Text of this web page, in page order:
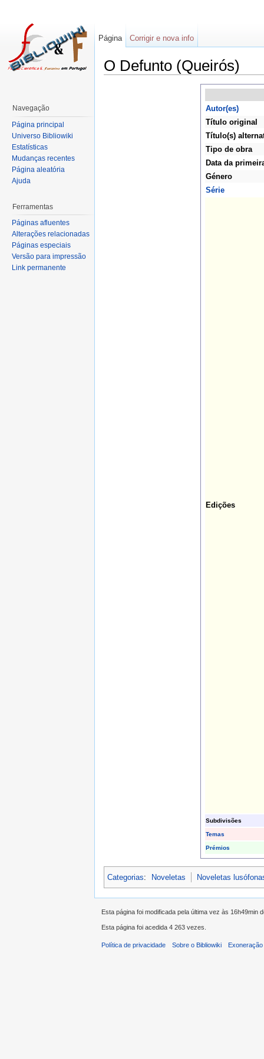
O Defunto (Queirós)
Autor(es)
Título original
Título(s)
Tipo de obra
Data da
Género
Série
Edições
Subdivisões
Temas
Prémios
Categorias: Noveletas Noveletas
Página Corrigir e nova info
Navegação
Página principal
Universo Bibliowiki
Estatísticas
Mudanças recentes
Página aleatória
Ajuda
Ferramentas
Páginas afluentes
Alterações relacionadas
Páginas especiais
Versão para impressão
Link permanente
Esta página foi modificada pela última vez às 16h49min
Esta página foi acedida 4 263 vezes.
Política de privacidade Sobre o Bibliowiki